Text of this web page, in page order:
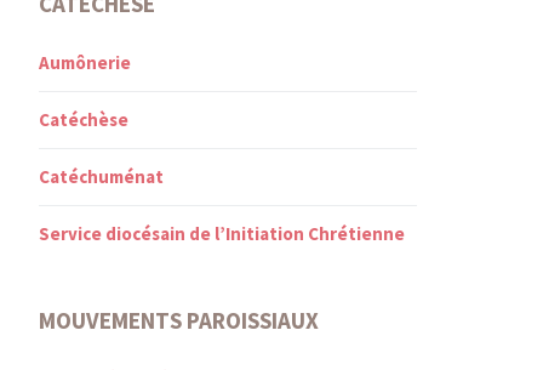
Aumônerie
Catéchèse
Catéchuménat
Service diocésain de l’Initiation Chrétienne
MOUVEMENTS PAROISSIAUX